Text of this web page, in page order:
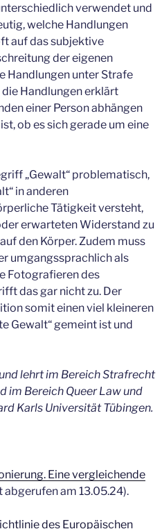
verwendet und
welche Handlungen
auf das subjektive
der eigenen
Handlungen unter Strafe
Handlungen erklärt
einer Person abhängen
ob es sich gerade um eine
„Gewalt“ problematisch,
in anderen
Tätigkeit versteht,
erwarteten Widerstand zu
den Körper. Zudem muss
umgangssprachlich als
Fotografieren des
das gar nicht zu. Der
somit einen viel kleineren
Gewalt“ gemeint ist und
lehrt im Bereich Strafrecht
im Bereich Queer Law und
Karls Universität Tübingen.
Eine vergleichende
abgerufen am 13.05.24).
des Europäischen